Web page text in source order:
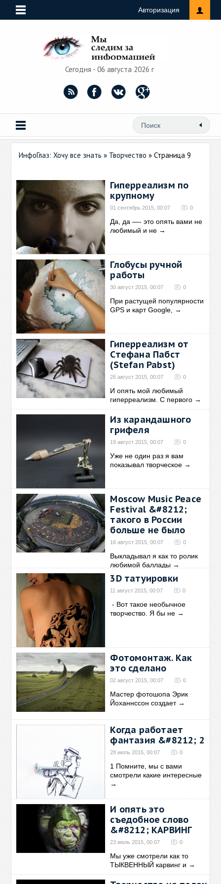
Авторизация
Сегодня - 06 августа 2026 г
ИнфоГлаз: Хочу все знать » Творчество » Страница 9
Гиперреализм по
крупному
01 сентябрь 2015, 00:07 0
Да, да —- это опять вами не
любимый и не →
Глобусы ручной
работы
30 август 2015, 00:07 0
При растущей популярности
GPS и карт Google,
→
Гиперреализм от
Стефана Пабст
(Stefan Pabst)
26 август 2015, 00:07 0
И опять мой любимый
гиперреализм. С первого →
Из карандашного
грифеля
19 август 2015, 00:07 0
Уже не один раз я вам
показывал творческое →
Moscow Music Peace
Festival &#8212;
такого в России
больше не было
16 август 2015, 00:07 0
Выкладывал я как то ролик
любимой баллады →
3D татуировки
11 август 2015, 00:07 0
- Вот такое необычное
творчество. Я бы не →
Фотомонтаж. Как
это сделано
02 август 2015, 00:07 0
Мастер фотошопа Эрик
Йоханнссон создает→
Когда работает
фантазия &#8212; 2
28 июль 2015, 00:07 0
1 Помните, мы с вами
смотрели какие интересные
→
И опять это
съедобное слово
&#8212; КАРВИНГ
23 июль 2015, 00:07 0
Мы уже смотрели как то
ТЫКВЕННЫЙ карвинг и →